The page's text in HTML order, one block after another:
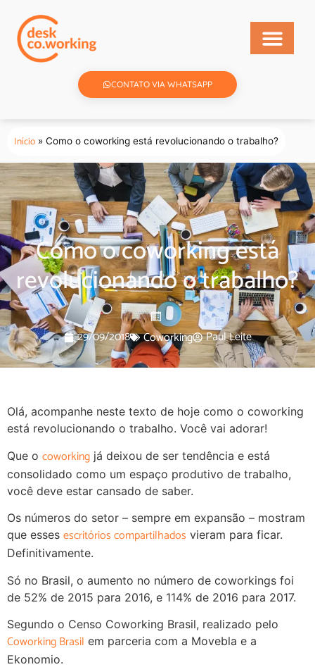
CONTATO VIA WHATSAPP
Início » Como o coworking está revolucionando o trabalho?
Como o coworking está
revolucionando o trabalho?
29/09/2018 Coworking Paul Leite
Olá, acompanhe neste texto de hoje como o coworking
está revolucionando o trabalho. Você vai adorar!
Que o coworking já deixou de ser tendência e está
consolidado como um espaço produtivo de trabalho,
você deve estar cansado de saber.
Os números do setor – sempre em expansão – mostram
que esses escritórios compartilhados vieram para ficar.
Definitivamente.
Só no Brasil, o aumento no número de coworkings foi
de 52% de 2015 para 2016, e 114% de 2016 para 2017.
Segundo o Censo Coworking Brasil, realizado pelo
Coworking Brasil em parceria com a Movebla e a
Ekonomio.